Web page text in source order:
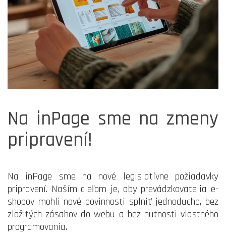
Na inPage sme na zmeny
pripravení!
Na inPage sme na nové legislatívne požiadavky
pripravení. Naším cieľom je, aby prevádzkovatelia e-
shopov mohli nové povinnosti splniť jednoducho, bez
zložitých zásahov do webu a bez nutnosti vlastného
programovania.